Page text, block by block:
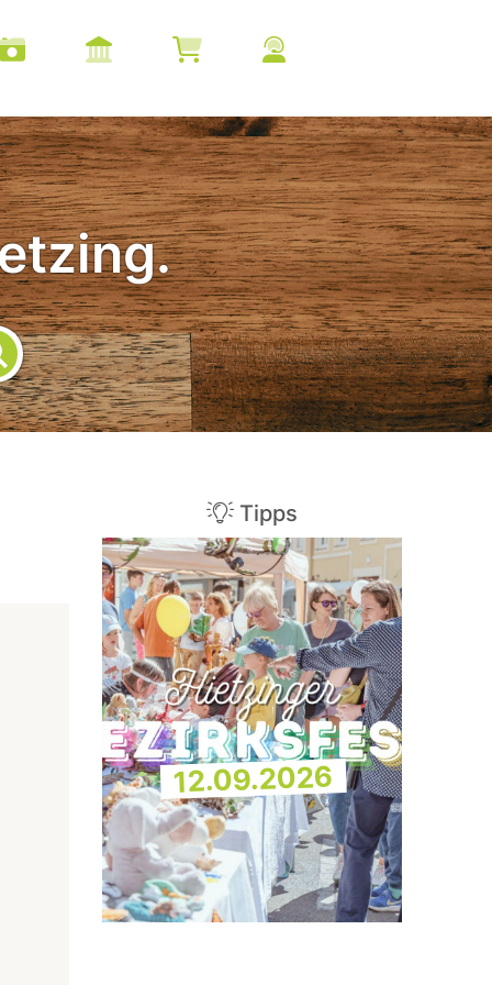
Tipps
12.09.2026